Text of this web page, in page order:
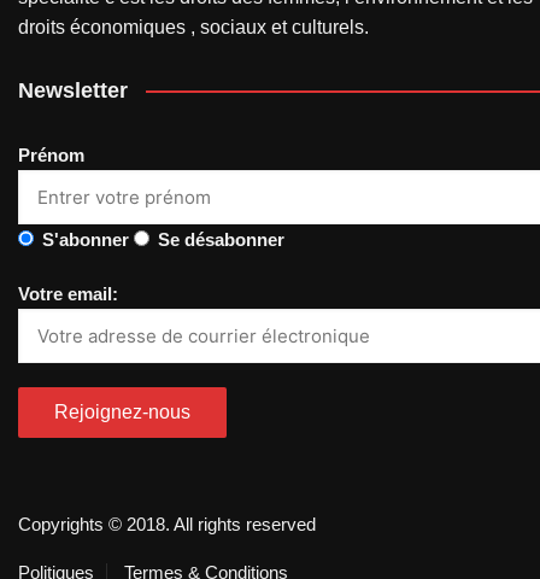
droits économiques , sociaux et culturels.
Newsletter
Prénom
S'abonner Se désabonner
Votre email:
Copyrights © 2018. All rights reserved
Politiques Termes & Conditions